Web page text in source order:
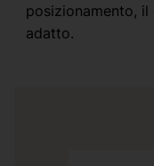
posizionamento,
adatto.